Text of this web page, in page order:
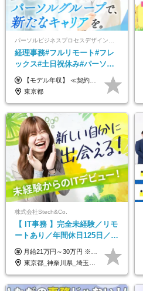
経理事務#フルリモート#フレ
ックス#土日祝休み#パーソル
グループ#年休120日以上#正社
員登用あり#服装自由
【モデル年収】 ≪契約社員≫ 年収330万円 (基本給23万 ＋ 地区手当3万円 ＋ 賞与)：都内在住 年収264万円 (基本給21万 ＋ 賞与)：静岡県在住 --------------- ●月給21万円～28万9900円＋賞与（年2回）＋各種手当 ●1年目想定給与：年収264万円～364万円 ●経験やスキルに応じて優遇します！ ※お住まいの地域により0～3万円の地区手当を支給しております ※試用期間中（3ヶ月間）の雇用形態および待遇に差異はありません ※残業代については選考時に詳細をご説明します ※通算契約期間の上限は5年となります ≪アルバイト≫ ●時給1,250円～2,300円 ●経験やスキルに応じて優遇します！ ●ご希望に応じ、扶養内での勤務も可能です！ ※試用期間中の雇用形態および待遇に差異はありません
東京都
株式会社Stech&Co.
【 IT事務 】完全未経験／リモ
ートあり／年間休日125日／残
業なし／産休育休あり／服
装・髪型自由／毎年昇給
月給21万円～30万円 ※試用期間3ヶ月間の待遇に変動はありません。 ※みなし残業代(月20時間分29,725円～)を含む。（※超過分は追加支給）
東京都_神奈川県_埼玉県_千葉県_大阪府_愛知県_北海道_青森県_岩手県_宮城県_秋田県_山形県_福島県_茨城県_栃木県_群馬県_新潟県_山梨県_長野県_富山県_石川県_福井県_静岡県_岐阜県_三重県_兵庫県_京都府_滋賀県_奈良県_和歌山県_広島県_岡山県_鳥取県_島根県_山口県_徳島県_香川県_愛媛県_高知県_福岡県_熊本県_佐賀県_長崎県_大分県_宮崎県_鹿児島県_沖縄県